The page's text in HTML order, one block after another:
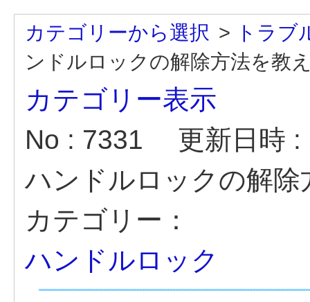
カテゴリーから選択 > トラブ
ンドルロックの解除方法を教
カテゴリー表示
No : 7331
更新日時
ハンドルロックの解
カテゴリー：
ハンドルロック